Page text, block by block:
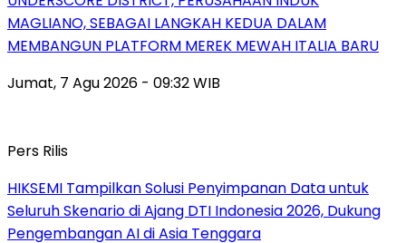
MAGLIANO, SEBAGAI LANGKAH KEDUA DALAM
MEMBANGUN PLATFORM MEREK MEWAH ITALIA BARU
Jumat, 7 Agu 2026 - 09:32 WIB
Pers Rilis
HIKSEMI Tampilkan Solusi Penyimpanan Data untuk
Seluruh Skenario di Ajang DTI Indonesia 2026, Dukung
Pengembangan AI di Asia Tenggara